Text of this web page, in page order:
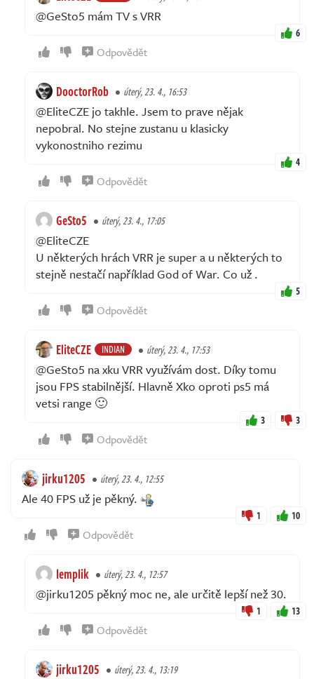
@GeSto5 mám TV s VRR
6
Odpovědět
DooctorRob úterý, 23. 4., 16:53
@EliteCZE jo takhle. Jsem to prave nějak
nepobral. No stejne zustanu u klasicky
vykonostniho rezimu
4
Odpovědět
GeSto5 úterý, 23. 4., 17:05
@EliteCZE
U některých hrách VRR je super a u některých to
stejně nestačí například God of War. Co už .
5
Odpovědět
EliteCZE INDIAN úterý, 23. 4., 17:53
@GeSto5 na xku VRR využívám dost. Díky tomu
jsou FPS stabilnější. Hlavně Xko oproti ps5 má
vetsi range 🙂
3 3
Odpovědět
jirku1205 úterý, 23. 4., 12:55
Ale 40 FPS už je pěkný.
1 10
Odpovědět
lemplik úterý, 23. 4., 12:57
@jirku1205 pěkný moc ne, ale určitě lepší než 30.
1 13
Odpovědět
jirku1205 úterý, 23. 4., 13:19